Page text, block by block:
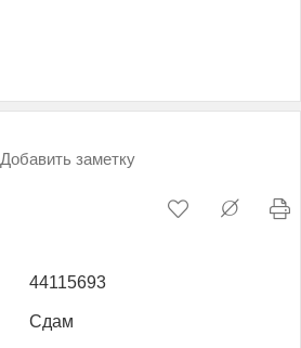
Добавить заметку
44115693
Сдам